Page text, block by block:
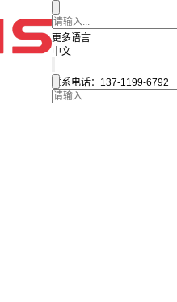
更多语言
中文
联系电话：137-1199-6792